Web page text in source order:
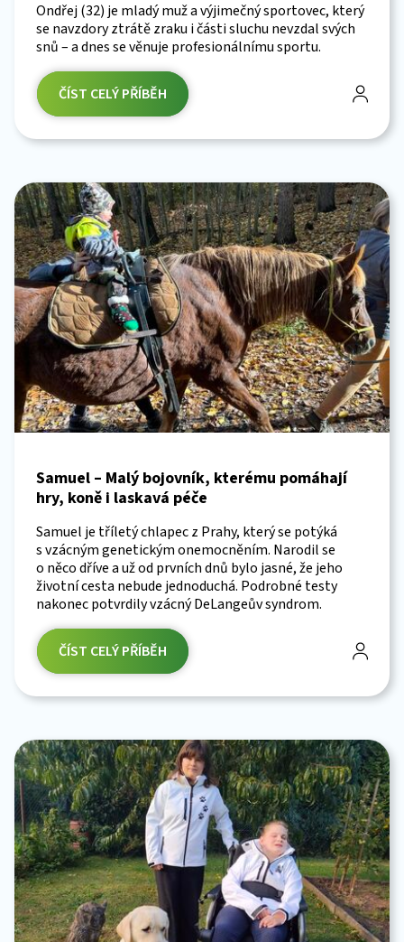
Ondřej (32) je mladý muž a výjimečný sportovec, který
se navzdory ztrátě zraku i části sluchu nevzdal svých
snů – a dnes se věnuje profesionálnímu sportu.
ČÍST CELÝ PŘÍBĚH
Samuel – Malý bojovník, kterému pomáhají
hry, koně i laskavá péče
Samuel je tříletý chlapec z Prahy, který se potýká
s vzácným genetickým onemocněním. Narodil se
o něco dříve a už od prvních dnů bylo jasné, že jeho
životní cesta nebude jednoduchá. Podrobné testy
nakonec potvrdily vzácný DeLangeův syndrom.
ČÍST CELÝ PŘÍBĚH